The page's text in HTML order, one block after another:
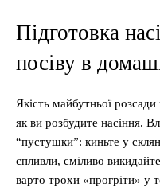
Підготовка
посіву в
Якість майбутньої розсади
як ви розбудите насіння.
“пустушки”: киньте у
спливли, сміливо
варто трохи «прогріти» у